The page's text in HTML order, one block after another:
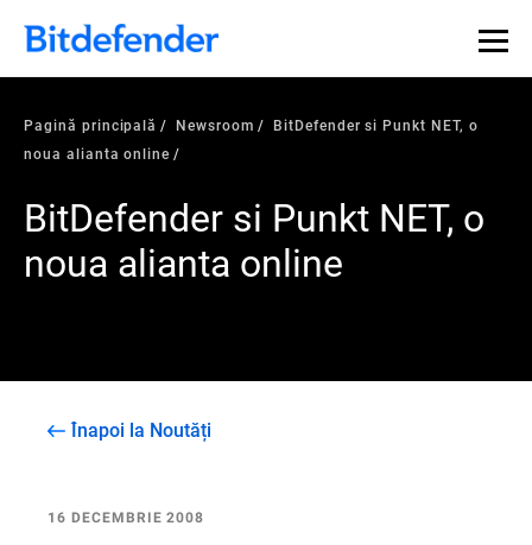
Pagină principală Newsroom
BitDefender si Punkt NET, o
noua alianta online
BitDefender si Punkt NET, o
noua alianta online
Înapoi la Noutăți
16 DECEMBRIE 2008